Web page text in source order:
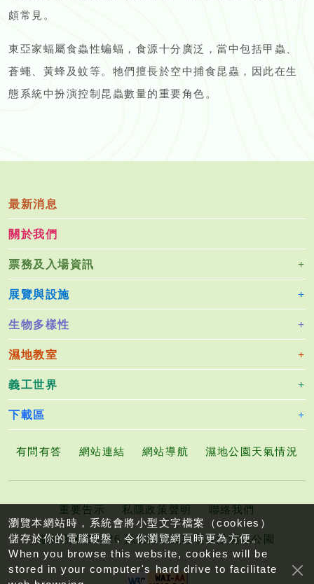
頗常見。
東亞家蝠屬食蟲性蝙蝠，食源十分廣泛，當中包括甲蟲、
蒼蠅、黃蜂及蚊等。牠們擅長於空中捕食昆蟲，因此在生
態系統中扮演控制昆蟲數量的重要角色。
最新消息
關於我們
票務及入場資訊
展覽與設施
生物多樣性
濕地教室
義工世界
下載區
有問有答 網站連結 網站導航 濕地公園天氣情況
重要告示 私隱政策聲明 聯絡我們
版權所有©2026 漁農自然護理署香港濕地公園
瀏覽本網站時，系統會將小型文字檔案（cookies）
儲存於你的電腦硬盤，令你瀏覽網頁時更為方便。
When you browse this website, cookies will be
stored in your computer's hard drive to facilitate